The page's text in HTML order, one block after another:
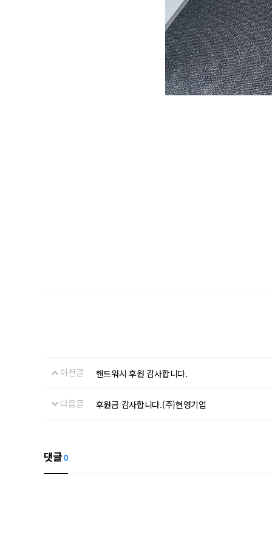
이전글 핸드워시 후원 감사합니다.
다음글 후원금 감사합니다.(주)현영기업
댓글0